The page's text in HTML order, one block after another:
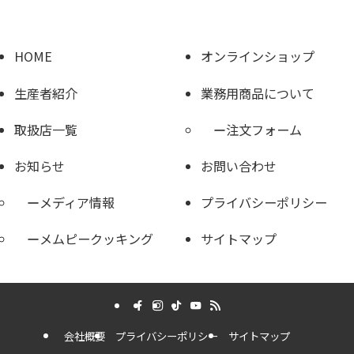
HOME
生産者紹介
取扱店一覧
お知らせ
メディア情報
メムピークッキング
オンラインショップ
業務用商品について
注文フォーム
お問い合わせ
プライバシーポリシー
サイトマップ
会社概要 プライバシーポリシー サイトマップ